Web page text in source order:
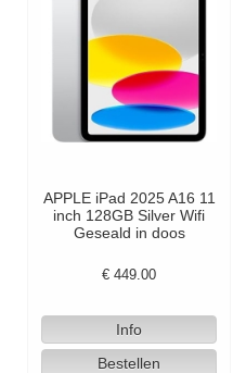
APPLE iPad 2025 A16 11
inch 128GB Silver Wifi
Geseald in doos
€449.00